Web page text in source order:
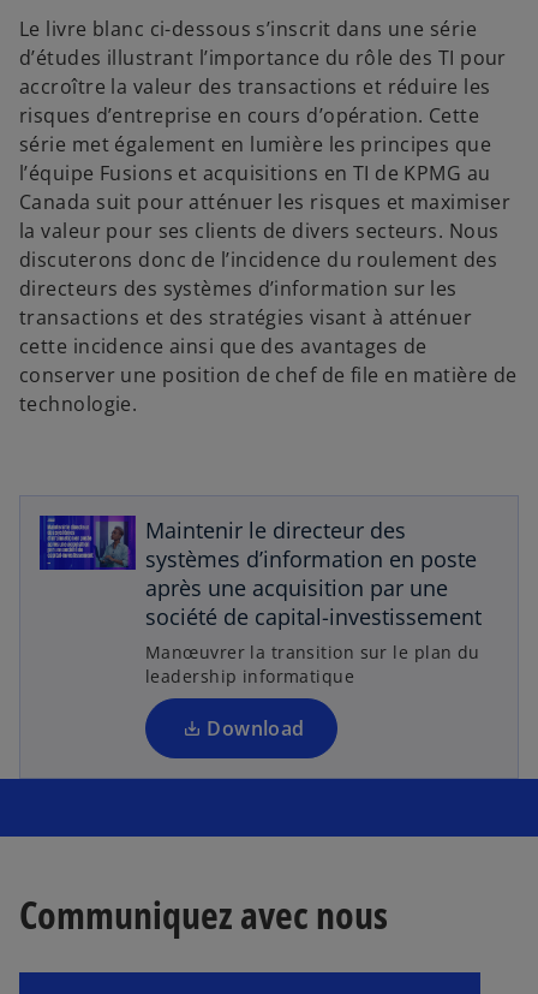
Le livre blanc ci-dessous s’inscrit dans une série
d’études illustrant l’importance du rôle des TI pour
accroître la valeur des transactions et réduire les
risques d’entreprise en cours d’opération. Cette
série met également en lumière les principes que
l’équipe Fusions et acquisitions en TI de KPMG au
Canada suit pour atténuer les risques et maximiser
la valeur pour ses clients de divers secteurs. Nous
discuterons donc de l’incidence du roulement des
directeurs des systèmes d’information sur les
transactions et des stratégies visant à atténuer
cette incidence ainsi que des avantages de
conserver une position de chef de file en matière de
technologie.
Maintenir le directeur des
systèmes d’information en poste
après une acquisition par une
société de capital-investissement
Manœuvrer la transition sur le plan du
leadership informatique
Download
s
e
d
a
n
s
u
n
o
g
Communiquez avec nous
s
o
r